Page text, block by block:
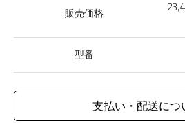
販売価格
型番
支払い・配送につ